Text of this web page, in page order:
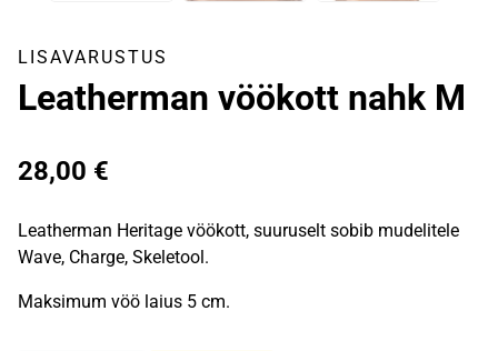
LISAVARUSTUS
Leatherman vöökott nahk M
28,00 €
Leatherman Heritage vöökott, suuruselt sobib mudelitele
Wave, Charge, Skeletool.
Maksimum vöö laius 5 cm.